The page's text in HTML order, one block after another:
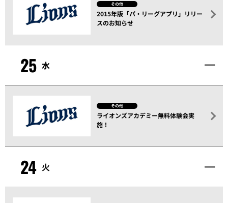
その他
2015年版「パ・リーグアプリ」リリー
スのお知らせ
25 水
その他
ライオンズアカデミー無料体験会実
施！
24 火